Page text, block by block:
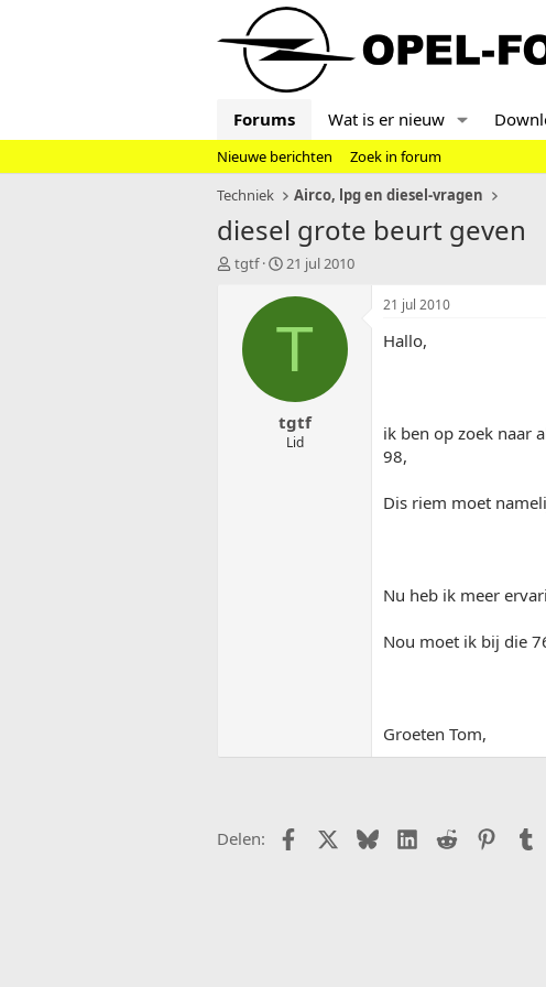
Forums Wat is er nieuw
Nieuwe berichten
Zoek in forum
Techniek
Airco, lpg en diesel-vragen
diesel grote beurt geven
T
tgtf
S
a
t
u
m
21 jul 2010
T
tgtf
Lid
21 jul 2010
Hallo,
ik ben op zoek naar
98,
Dis riem moet
Nu heb ik meer
Nou moet ik bij die
Groeten Tom,
Delen: FacebookX (Twitter)
BlueskyLinkedIn
Reddit